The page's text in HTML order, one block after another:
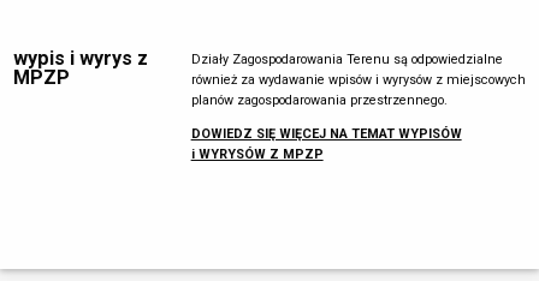
wypis i wyrys z
MPZP
Działy Zagospodarowania Terenu są odpowiedzialne
również za wydawanie wpisów i wyrysów z miejscowych
planów zagospodarowania przestrzennego.
DOWIEDZ SIĘ WIĘCEJ NA TEMAT WYPISÓW
i WYRYSÓW Z MPZP